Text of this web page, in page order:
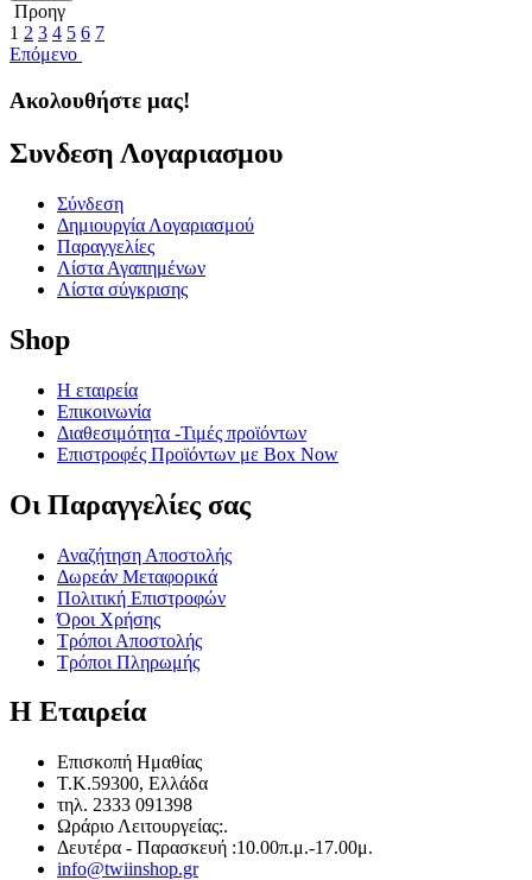
Προηγ
1 2 3 4 5 6 7
Επόμενο
Ακολουθήστε μας!
Συνδεση Λογαριασμου​
Σύνδεση
Δημιουργία Λογαριασμού
Παραγγελίες
Λίστα Αγαπημένων
Λίστα σύγκρισης
Shop
Η εταιρεία
Επικοινωνία
Διαθεσιμότητα -Τιμές προϊόντων
Επιστροφές Προϊόντων με Box Now
Οι Παραγγελίες​ σας
Αναζήτηση Αποστολής
Δωρεάν Μεταφορικά
Πολιτική Επιστροφών
Όροι Χρήσης
Τρόποι Αποστολής
Τρόποι Πληρωμής
Η Εταιρεία​
Επισκοπή Ημαθίας
T.K.59300, Ελλάδα
τηλ. 2333 091398
Ωράριο Λειτουργείας:.
Δευτέρα - Παρασκευή :10.00π.μ.-17.00μ.
info@twiinshop.gr